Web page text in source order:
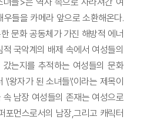
들>은 역사 속으로 사라져간 여
들을 카메라 앞으로 소환해온다.
문화 공동체가 가진 해방적 에너
국악계의 배제 속에서 여성들의
는지를 추적하는 여성들의 문화
\'왕자가 된 소녀들\'이라는 제목이
남장 여성들의 존재는 여성으로
포먼스로서의 남장,그리고 캐릭터